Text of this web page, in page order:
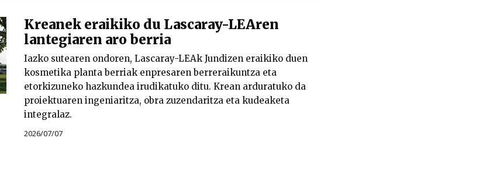
Kreanek eraikiko du Lascaray-LEAren
lantegiaren aro berria
Iazko sutearen ondoren, Lascaray-LEAk Jundizen eraikiko duen
kosmetika planta berriak enpresaren berreraikuntza eta
etorkizuneko hazkundea irudikatuko ditu. Krean arduratuko da
proiektuaren ingeniaritza, obra zuzendaritza eta kudeaketa
integralaz.
2026/07/07